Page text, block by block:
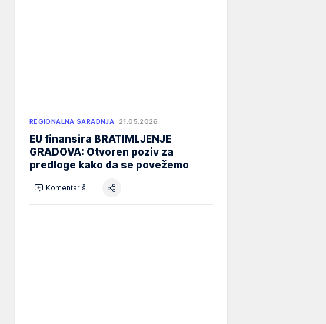
REGIONALNA SARADNJA 21.05.2026.
EU finansira BRATIMLJENJE
GRADOVA: Otvoren poziv za
predloge kako da se povežemo
Komentariši